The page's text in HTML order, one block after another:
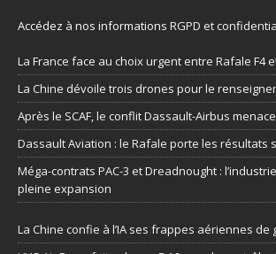
Accédez à nos informations RGPD et
La France face au choix urgent entre Rafale F4
La Chine dévoile trois drones pour le
Après le SCAF, le conflit Dassault-Airbus
Dassault Aviation : le Rafale porte les résultats
Méga-contrats PAC-3 et Dreadnought :
pleine expansion
La Chine confie à l’IA ses frappes aériennes